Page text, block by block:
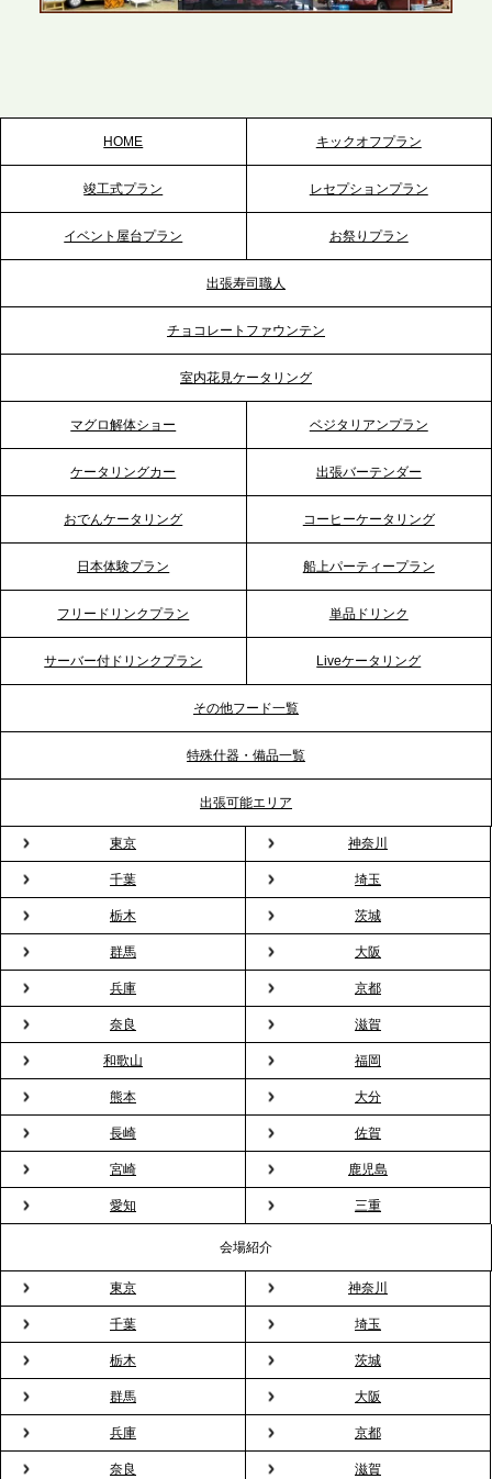
2026.5.20
プレスリリースのご案内｜ケータリングのセカンド
2026.5.12
プレスリリースのご案内｜ケータリングのセカンド
2026.4.21
プレスリリースのご案内｜「温かな食」が会話のス
イッチに。新入社員研修で《食体験としてのケータ
プレスリリースのご案内｜ケータリングのセカンド
テーブル、横浜事務所を新設。神奈川エリアのサー
ビス提供体制を強化し、質の高い「場づくり」をサ
TBS「Nスタ」で、2ndTable「1DISH」の花見オー
ドブルが紹介されました
2026.3.23
プレスリリースのご案内｜入社式の“そのまま懇親
会”が企業で広がる。 新入社員の交流を支える『オフ
ィスケータリング』という新しい活用法
2026.3.20
NHK「ニュースウオッチ9」で、2ndTable「室内花
見」が紹介されました
2026.3.16
プレスリリースのご案内｜2026年、春の親睦は「花
粉レス」な室内花見。福利厚生としても注目され
る、快適で新しいお花見体験
2026.3.5
プレスリリースのご案内｜「室内お花見」の法人利
用が前年比4倍に急増。オフィスに桜が届く福利厚生
の新定番
2026.2.13
プレスリリースのご案内｜オフィスが「１日限定の
HOME キックオフプラン
竣工式プラン レセプションプラン
イベント屋台プラン お祭りプラン
出張寿司職人
チョコレートファウンテン
室内花見ケータリング
マグロ解体ショー ベジタリアンプラン
ケータリングカー 出張バーテンダー
おでんケータリング コーヒーケータリング
日本体験プラン 船上パーティープラン
フリードリンクプラン 単品ドリンク
サーバー付ドリンクプラン Liveケータリング
その他フード一覧
特殊什器・備品一覧
出張可能エリア
東京 神奈川
千葉 埼玉
栃木 茨城
群馬 大阪
兵庫 京都
奈良 滋賀
和歌山 福岡
熊本 大分
長崎 佐賀
宮崎 鹿児島
愛知 三重
会場紹介
東京 神奈川
千葉 埼玉
栃木 茨城
群馬 大阪
兵庫 京都
奈良 滋賀